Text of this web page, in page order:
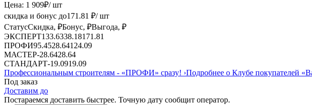
Цена: 1 909₽/ шт
скидка и бонус до171.81 ₽/ шт
СтатусСкидка, ₽Бонус, ₽Выгода, ₽
ЭКСПЕРТ133.6338.18171.81
ПРОФИ95.4528.64124.09
МАСТЕР-28.6428.64
СТАНДАРТ-19.0919.09
Профессиональным строителям - «ПРОФИ» сразу! ›Подробнее о Клубе покупателей
Под заказ
Доставим до
Постараемся доставить быстрее. Точную дату сообщит оператор.